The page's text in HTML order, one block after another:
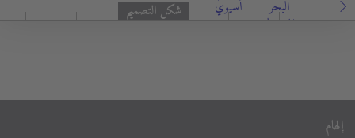
البحر
المتوسط
أسيوي
شكل التصميم
إلهام